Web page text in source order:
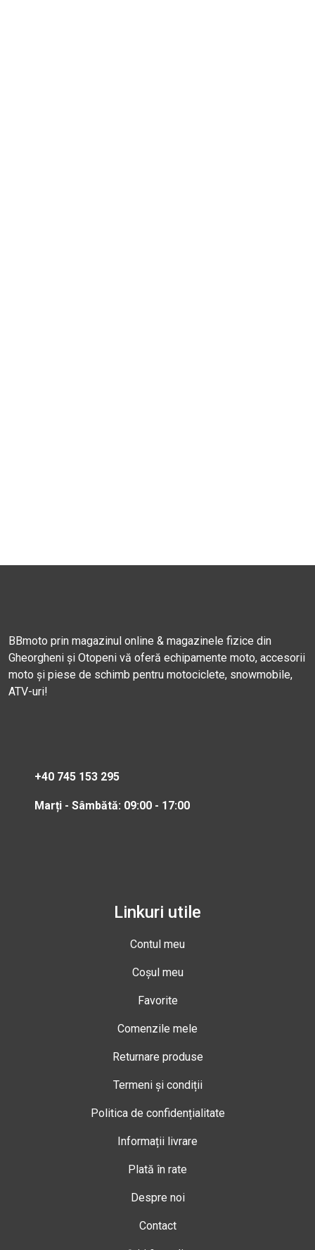
BBmoto prin magazinul online & magazinele fizice din
Gheorgheni și Otopeni vă oferă echipamente moto, accesorii
moto și piese de schimb pentru motociclete, snowmobile,
ATV-uri!
+40 745 153 295
Marți - Sâmbătă: 09:00 - 17:00
Linkuri utile
Contul meu
Coșul meu
Favorite
Comenzile mele
Returnare produse
Termeni și condiții
Politica de confidențialitate
Informații livrare
Plată în rate
Despre noi
Contact